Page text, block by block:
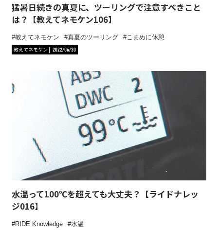
猛暑日続きの真夏に、ツーリングで注意すべきこと
は？【教えてネモケン106】
教えてネモケン 真夏のツーリング
こまめに休憩
教えてネモケン
2022/06/30
水温って100℃を超えても大丈夫？【ライドナレッ
ジ016】
RIDE Knowledge
水温